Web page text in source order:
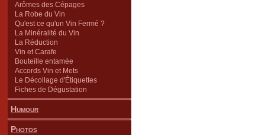
Arômes des Cépages
La Robe du Vin
Qu'est ce qu'un Vin Fermé ?
La Minéralité du Vin
La Réduction
Vin et Carafe
Bouteille entamée
Accords Vin et Mets
Le Décollage d'Étiquettes
Fiches de Dégustation
Humour
Photos